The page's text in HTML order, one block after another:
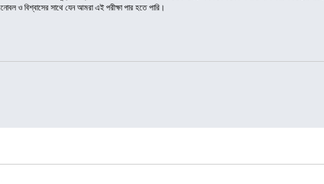
ও বিশ্বাসের সাথে যেন আমরা এই পরীক্ষা পার হতে পারি।